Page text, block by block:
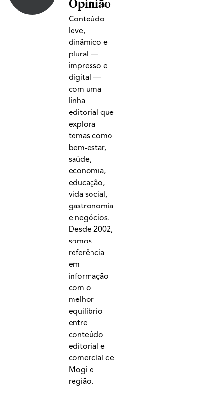
Opinião
Conteúdo
leve,
dinâmico e
plural —
impresso e
digital —
com uma
linha
editorial que
explora
temas como
bem-estar,
saúde,
economia,
educação,
vida social,
gastronomia
e negócios.
Desde 2002,
somos
referência
em
informação
com o
melhor
equilíbrio
entre
conteúdo
editorial e
comercial de
Mogi e
região.